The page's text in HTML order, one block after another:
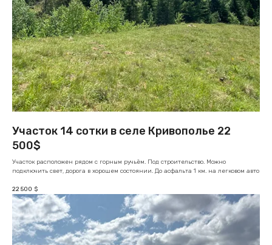
Участок 14 сотки в селе Кривополье 22
500$
Участок расположен рядом с горным ручьём. Под строительство. Можно
подключить свет, дорога в хорошем состоянии. До асфальта 1 км. на легковом авто
22 500 $